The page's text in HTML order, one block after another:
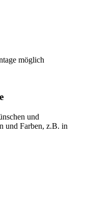
möglich
und
und Farben, z.B. in